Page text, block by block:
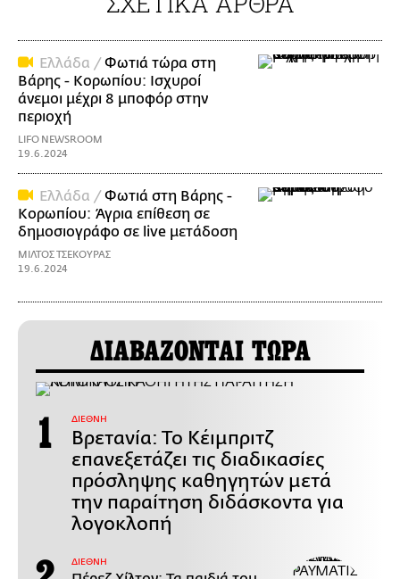
Ελλάδα /Φωτιά τώρα στη
Βάρης - Κορωπίου: Ισχυροί
άνεμοι μέχρι 8 μποφόρ στην
περιοχή
LIFO NEWSROOM
19.6.2024
Ελλάδα /Φωτιά στη Βάρης -
Κορωπίου: Άγρια επίθεση σε
δημοσιογράφο σε live μετάδοση
ΜΙΛΤΟΣ ΤΣΕΚΟΥΡΑΣ
19.6.2024
ΔΙΑΒΑΖΟΝΤΑΙ ΤΩΡΑ
ΔΙΕΘΝΗ
Βρετανία: Το Κέιμπριτζ
επανεξετάζει τις διαδικασίες
πρόσληψης καθηγητών μετά
την παραίτηση διδάσκοντα για
λογοκλοπή
ΔΙΕΘΝΗ